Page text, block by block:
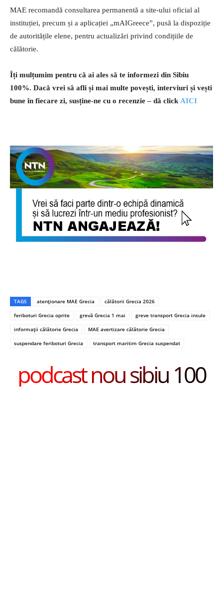
MAE recomandă consultarea permanentă a site-ului oficial al
instituției, precum și a aplicației „mAIGreece”, pusă la dispoziție
de autoritățile elene, pentru actualizări privind condițiile de
călătorie.
Îți mulțumim pentru că ai ales să te informezi din Sibiu
100%. Dacă vrei să afli și mai multe povești, interviuri și vești
bune în fiecare zi, susține-ne cu o recenzie – dă click AICI
TAGS atenționare MAE Grecia
călătorii Grecia 2026
feriboturi Grecia oprite
grevă Grecia 1 mai
greve transport Grecia insule
informații călătorie Grecia
MAE avertizare călătorie Grecia
suspendare feriboturi Grecia
transport maritim Grecia suspendat
podcast nou sibiu 100